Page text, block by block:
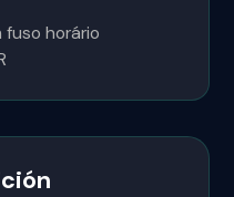
fuso horário